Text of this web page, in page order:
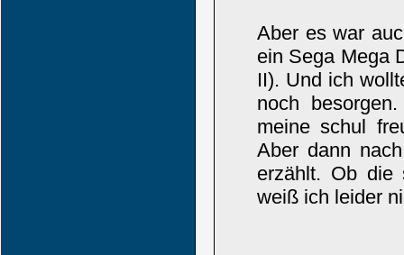
Aber es war
ein Sega Mega
II). Und ich
noch
meine schul
Aber dann
erzählt. Ob die
weiß ich leider